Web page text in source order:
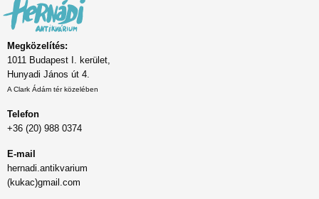
Megközelítés:
1011 Budapest I. kerület,
Hunyadi János út 4.
A Clark Ádám tér közelében
Telefon
+36 (20) 988 0374
E-mail
hernadi.antikvarium
(kukac)gmail.com